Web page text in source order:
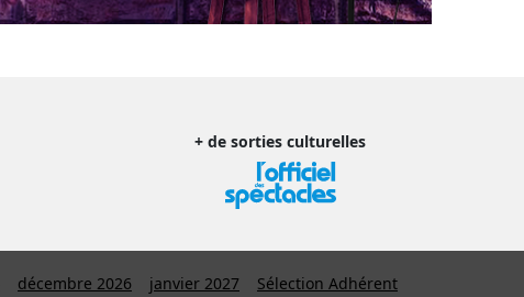
+ de sorties culturelles
décembre 2026 janvier 2027 Sélection Adhérent